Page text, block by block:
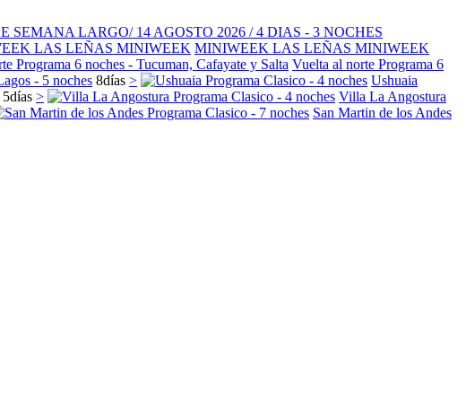
SEMANA LARGO/ 14 AGOSTO 2026 / 4 DIAS - 3 NOCHES
MINIWEEK LAS LEÑAS MINIWEEK
Vuelta al norte Programa 6
- 5 noches 8días >
Ushuaia
5días >
Villa La Angostura
San Martin de los Andes